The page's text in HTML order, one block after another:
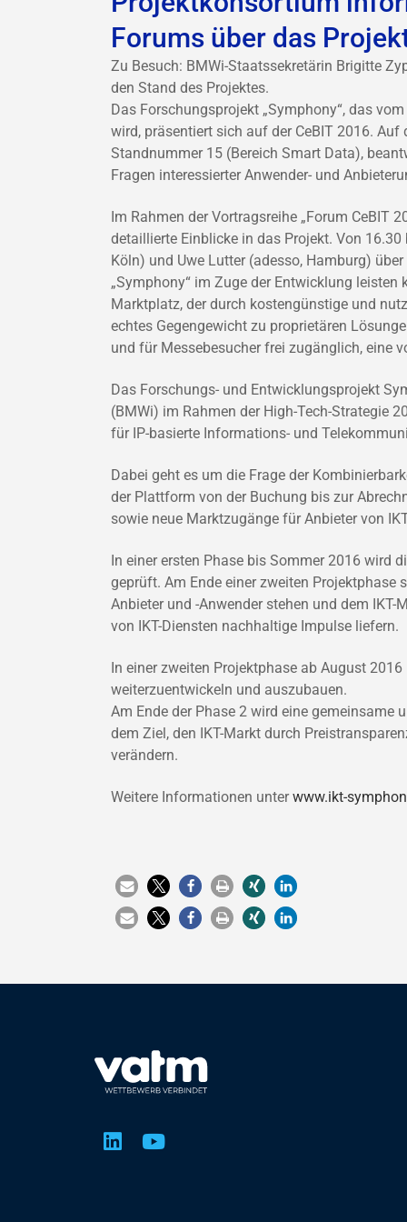
Forums über das
Zu Besuch: BMWi-Staatssekretärin Brigitte
den Stand des Projektes.
Das Forschungsprojekt „Symphony“, das
wird, präsentiert sich auf der CeBIT 2016.
Standnummer 15 (Bereich Smart Data),
Fragen interessierter Anwender- und
Im Rahmen der Vortragsreihe „Forum CeBIT
detaillierte Einblicke in das Projekt. Von
Köln) und Uwe Lutter (adesso, Hamburg)
„Symphony“ im Zuge der Entwicklung
Marktplatz, der durch kostengünstige und
echtes Gegengewicht zu proprietären
und für Messebesucher frei zugänglich, eine
Das Forschungs- und Entwicklungsprojekt
(BMWi) im Rahmen der High-Tech-Strategie
für IP-basierte Informations- und
Dabei geht es um die Frage der
der Plattform von der Buchung bis zur
sowie neue Marktzugänge für Anbieter von
In einer ersten Phase bis Sommer 2016 wird
geprüft. Am Ende einer zweiten
Anbieter und -Anwender stehen und dem
von IKT-Diensten nachhaltige Impulse liefern.
In einer zweiten Projektphase ab August
weiterzuentwickeln und auszubauen.
Am Ende der Phase 2 wird eine gemeinsame
dem Ziel, den IKT-Markt durch
verändern.
Weitere Informationen unterwww.ikt-